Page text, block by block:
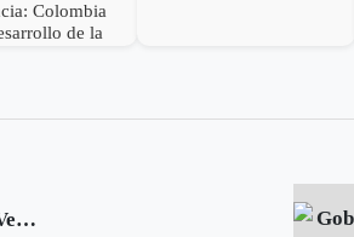
Colombia
de la
Un mes de la crisis en Venezuela